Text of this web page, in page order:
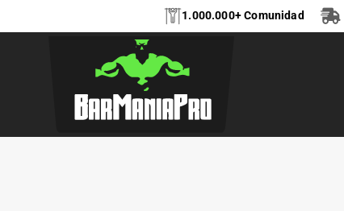
1.000.000+ Comunidad
BARRA DE BAILE